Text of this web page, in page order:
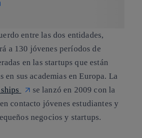
entre las dos entidades,
a 130 jóvenes períodos de
en las startups que están
en sus academias en Europa. La
se lanzó en 2009 con la
contacto jóvenes estudiantes y
negocios y startups.